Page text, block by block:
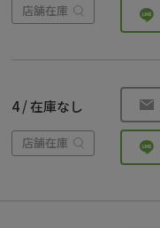
店舗在庫
4 / 在庫なし
店舗在庫